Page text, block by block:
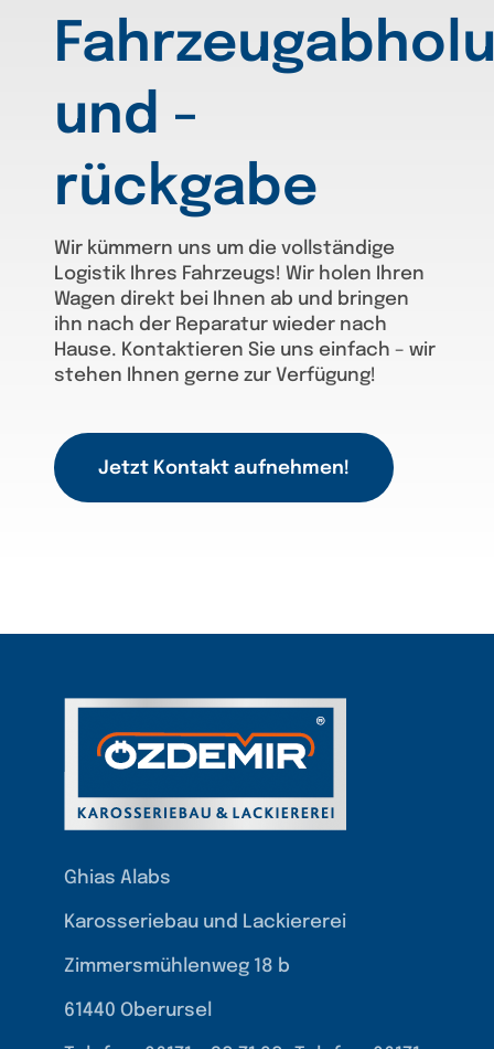
und -
rückgabe
Wir kümmern uns um die vollständige
Logistik Ihres Fahrzeugs! Wir holen Ihren
Wagen direkt bei Ihnen ab und bringen
ihn nach der Reparatur wieder nach
Hause. Kontaktieren Sie uns einfach – wir
stehen Ihnen gerne zur Verfügung!
Jetzt Kontakt aufnehmen!
Ghias Alabs
Karosseriebau und Lackiererei
Zimmersmühlenweg 18 b
61440 Oberursel